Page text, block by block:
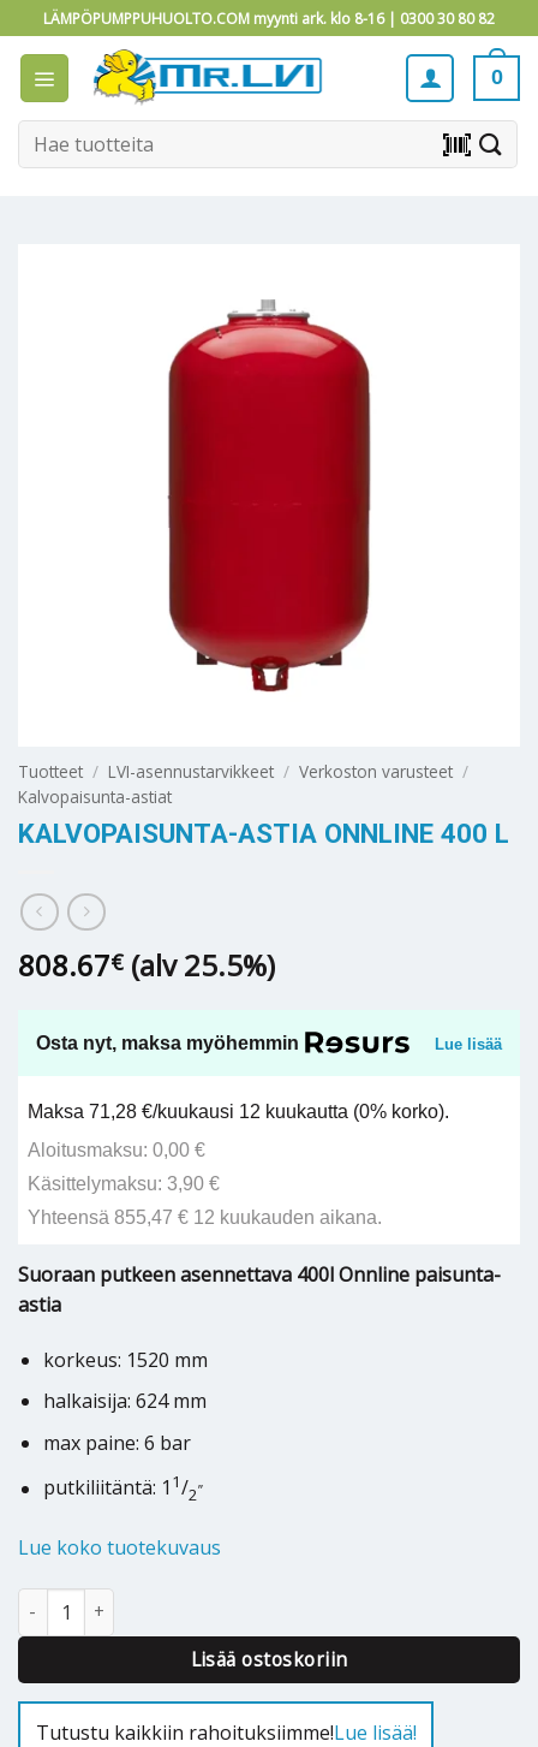
to
content
LÄMPÖPUMPPUHUOLTO.COM myynti ark. klo 8-16 | 0300 30 80 82
0
Etsi: barcode_scanner
Tuotteet / LVI-asennustarvikkeet / Verkoston varusteet /
Kalvopaisunta-astiat
KALVOPAISUNTA-ASTIA ONNLINE 400 L
808.67€ (alv 25.5%)
Osta nyt, maksa myöhemmin Lue lisää
Maksa 71,28 €/kuukausi 12 kuukautta (0% korko).
Aloitusmaksu: 0,00 €
Käsittelymaksu: 3,90 €
Yhteensä 855,47 € 12 kuukauden aikana.
Suoraan putkeen asennettava 400l Onnline paisunta-
astia
korkeus: 1520 mm
halkaisija: 624 mm
max paine: 6 bar
putkiliitäntä: 1 1/2”
Lue koko tuotekuvaus
Kalvopaisunta-astia ONNLINE 400 L määrä
Lisää ostoskoriin
Alternative:
Tutustu kaikkiin rahoituksiimme!Lue lisää!